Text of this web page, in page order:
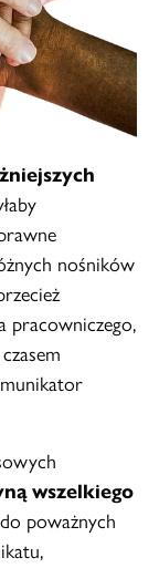
nośników
pracowniczego,
wszelkiego
poważnych